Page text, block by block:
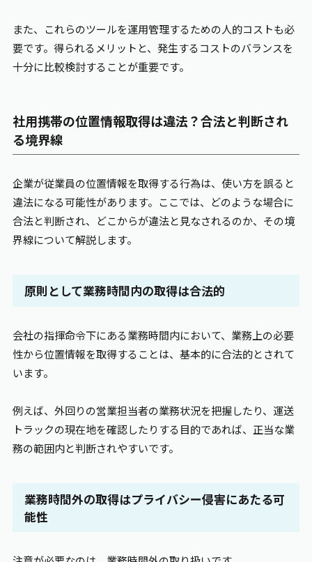
また、これらのツールを運用管理するための人的コストも必
要です。得られるメリットと、発生するコストのバランスを
十分に比較検討することが重要です。
社用携帯の位置情報取得は違法？合法と判断され
る境界線
企業が従業員の位置情報を取得する行為は、使い方を誤ると
違法になる可能性があります。ここでは、どのような場合に
合法と判断され、どこからが違法と見なされるのか、その境
界線について解説します。
原則として業務時間内の取得は合法的
会社の指揮命令下にある業務時間内において、業務上の必要
性から位置情報を取得することは、基本的に合法的とされて
います。
例えば、外回りの営業担当者の業務状況を把握したり、運送
トラックの現在地を確認したりする目的であれば、正当な業
務の範囲内と判断されやすいです。
業務時間外の取得はプライバシー侵害にあたる可
能性